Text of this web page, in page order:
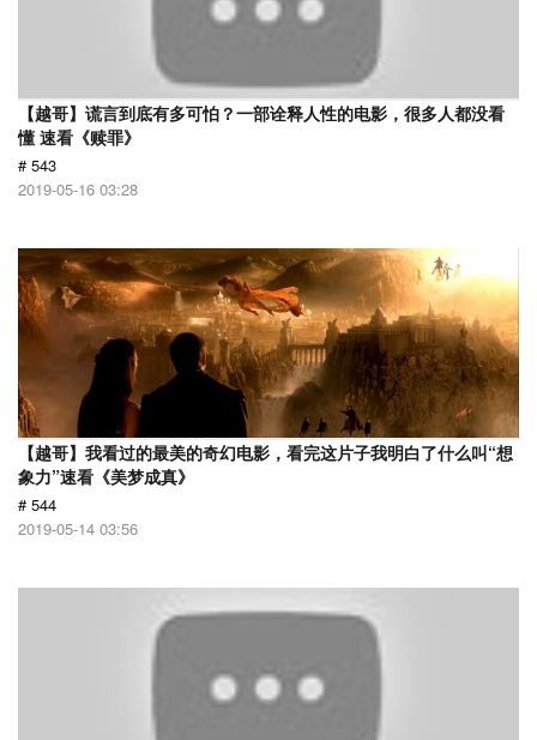
【越哥】谎言到底有多可怕？一部诠释人性的电影，很多人都没看
懂 速看《赎罪》
# 543
2019-05-16 03:28
【越哥】我看过的最美的奇幻电影，看完这片子我明白了什么叫“想
象力”速看《美梦成真》
# 544
2019-05-14 03:56